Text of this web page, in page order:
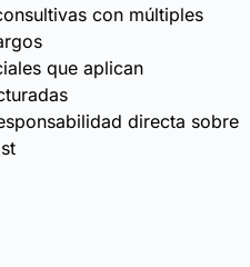
con múltiples
que aplican
directa sobre